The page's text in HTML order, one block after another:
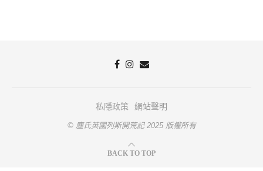
私隱政策 網站聲明
© 塵氏英國列斯開荒記 2025 版權所有
BACK TO TOP